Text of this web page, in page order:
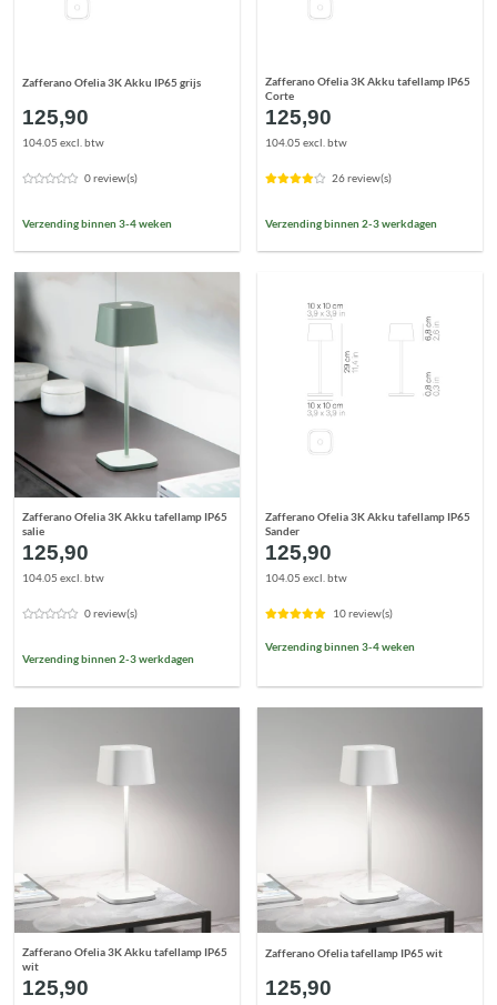
Zafferano Ofelia 3K Akku IP65 grijs
125,90
104.05 excl. btw
0 review(s)
Verzending binnen 3-4 weken
Zafferano Ofelia 3K Akku tafellamp IP65
Corte
125,90
104.05 excl. btw
26 review(s)
Verzending binnen 2-3 werkdagen
Zafferano Ofelia 3K Akku tafellamp IP65
salie
125,90
104.05 excl. btw
0 review(s)
Verzending binnen 2-3 werkdagen
Zafferano Ofelia 3K Akku tafellamp IP65
Sander
125,90
104.05 excl. btw
10 review(s)
Verzending binnen 3-4 weken
Zafferano Ofelia 3K Akku tafellamp IP65
wit
125,90
Zafferano Ofelia tafellamp IP65 wit
125,90